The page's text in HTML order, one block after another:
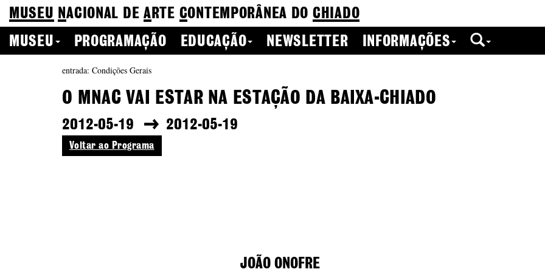
MUSEU NACIONAL DEA RTE CONTEMPORÂNEA DO CHIADO
MUSEU
PROGRAMAÇÃO EDUCAÇÃO NEWSLETTER INFORMAÇÕES
entrada: Condições Gerais
O MNAC VAI ESTAR NA ESTAÇÃO DA BAIXA-CHIADO
2012-05-19 2012-05-19
Voltar ao Programa
JOÃO ONOFRE